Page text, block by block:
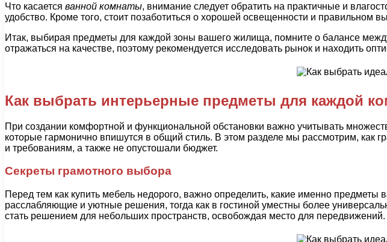
Что касается ванной комнаты, внимание следует обратить на практичные и
удобство. Кроме того, стоит позаботиться о хорошей освещенности и правильном
Итак, выбирая предметы для каждой зоны вашего жилища, помните о балансе
отражаться на качестве, поэтому рекомендуется исследовать рынок и находить
Как выбрать интерьерные предметы для каждой
При создании комфортной и функциональной обстановки важно учитывать
которые гармонично впишутся в общий стиль. В этом разделе мы рассмотрим, как
и требованиям, а также не опустошали бюджет.
Секреты грамотного выбора
Перед тем как купить мебель недорого, важно определить, какие именно
расслабляющие и уютные решения, тогда как в гостиной уместны более
стать решением для небольших пространств, освобождая место для передвижений.